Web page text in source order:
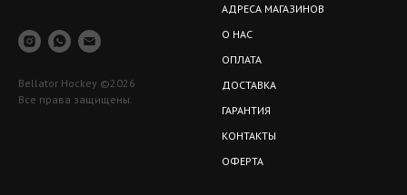
Bellator Hockey ©2026
Все права защищены.
АДРЕСА МАГАЗИНОВ
О НАС
ОПЛАТА
ДОСТАВКА
ГАРАНТИЯ
КОНТАКТЫ
ОФЕРТА